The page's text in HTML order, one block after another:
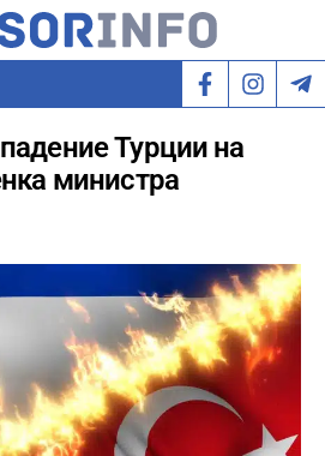
Турции на
министра